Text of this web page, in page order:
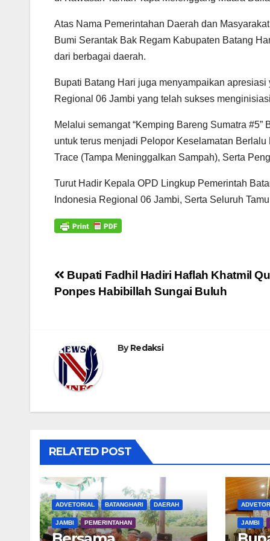
A
p
o
k
e
r
m
Atas Nama Pemerintahan Daerah dan
Bumi Serantak Bak Regam Kabupaten Batang
dari berbagai daerah.
Bupati Batang Hari juga menyampaikan
Regional 06 Jambi yang telah sukses
Melalui semangat “Kemping Bareng Sumatra
untuk terus menjadi Pelopor Keselamatan
Trace (Tampa Meninggalkan Sampah), Serta
Turut Hadir Kepala OPD Lingkup Pemerintah
Indonesia Regional 06 Jambi, Serta Seluruh
Navigasi
pos
Bupati Fadhil Hadiri Haflah Khatmil
Ponpes Habibillah Sungai Buluh
ByRedaksi
RELATED POST
ADVETORIAL BATANGHARI DAERAH
JAMBI PEMERINTAHAN JAMBI